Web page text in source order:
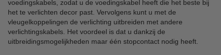
voedingskabels, zodat u de voedingskabel heeft die het beste bij
het te verlichten decor past. Vervolgens kunt u met de
vleugelkoppelingen de verlichting uitbreiden met andere
verlichtingskabels. Het voordeel is dat u dankzij de
uitbreidingsmogelijkheden maar één stopcontact nodig heeft.